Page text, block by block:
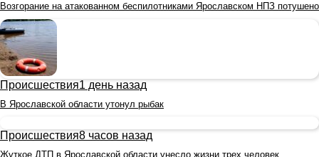
Возгорание на атакованном беспилотниками Ярославском НПЗ потушено
Происшествия1 день назад
В Ярославской области утонул рыбак
Происшествия8 часов назад
Жуткое ДТП в Ярославской области унесло жизни трех человек